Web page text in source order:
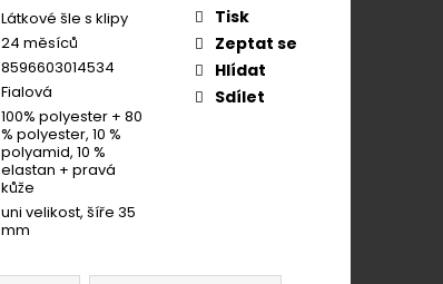
Látkové šle s klipy
24 měsíců
8596603014534
Fialová
100% polyester + 80
% polyester, 10 %
polyamid, 10 %
elastan + pravá
kůže
uni velikost, šíře 35
mm
Tisk
Zeptat se
Hlídat
Sdílet